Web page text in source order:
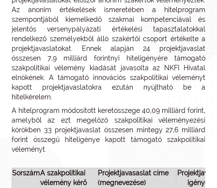
Az anonim értékelések ismeretében a hitelprogram
szempontjából kiemelkedő szakmai kompetenciával és
jelentős versenypályázati értékelési tapasztalatokkal
rendelkező személyekből álló szakértői csoport értékelte a
projektjavaslatokat. Ennek alapján 24 projektjavaslat
összesen 7,9 milliárd forintnyi hiteligényére támogató
szakpolitikai vélemény kiadását javasolta az NKFI Hivatal
elnökének. A támogató innovációs szakpolitikai véleményt
kapott projektjavaslatokra ezután nyújtható be a
hitelkérelem.
A hitelprogram módosított keretösszege 40,09 milliárd forint,
amelyből az ezt megelőző szakpolitikai véleményezési
körökben 33 projektjavaslat összesen mintegy 27,6 milliárd
forint összegű hiteligénye kapott támogató szakpolitikai
véleményt.
SorszámA szakpolitikai
vélemény kérő
Projektjavasaslat címe
(megnevezése)
igényelt